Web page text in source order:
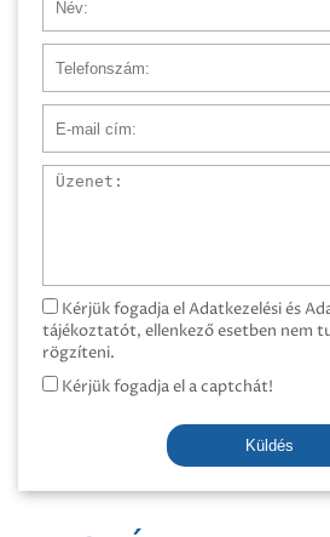
Üzenet
Kérjük fogadja el Adatkezelési és
tájékoztatót, ellenkező esetben nem
rögzíteni.
Kérjük fogadja el a captchát!
Küldés